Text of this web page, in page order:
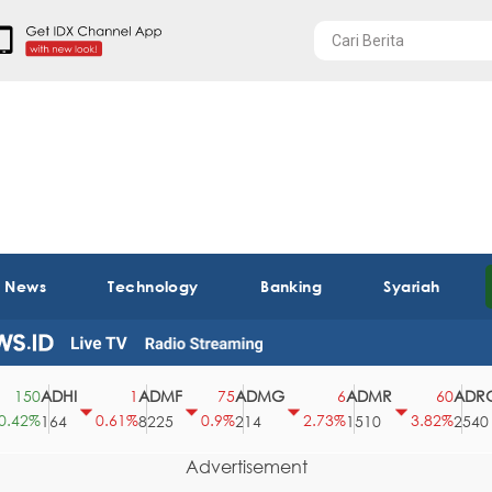
Technology Banking Syariah
150ADHI
164
0.61%
ADMF
8225
0.9%
ADMG
214
2.73%
ADMR
1510
3.82%
ADRO
2540
Advertisement